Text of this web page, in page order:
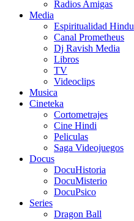
Radios Amigas
Media
Espiritualidad Hindu
Canal Prometheus
Dj Ravish Media
Libros
TV
Videoclips
Musica
Cineteka
Cortometrajes
Cine Hindi
Peliculas
Saga Videojuegos
Docus
DocuHistoria
DocuMisterio
DocuPsico
Series
Dragon Ball